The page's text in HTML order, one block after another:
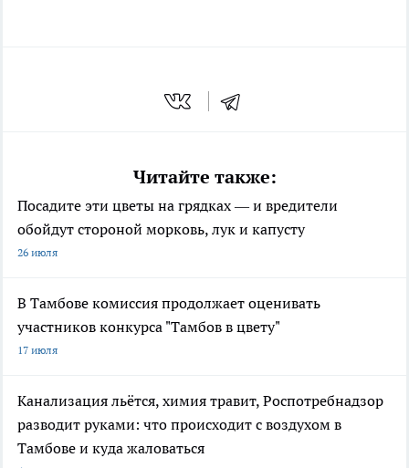
Читайте также:
Посадите эти цветы на грядках — и вредители
обойдут стороной морковь, лук и капусту
26 июля
В Тамбове комиссия продолжает оценивать
участников конкурса "Тамбов в цвету"
17 июля
Канализация льётся, химия травит, Роспотребнадзор
разводит руками: что происходит с воздухом в
Тамбове и куда жаловаться